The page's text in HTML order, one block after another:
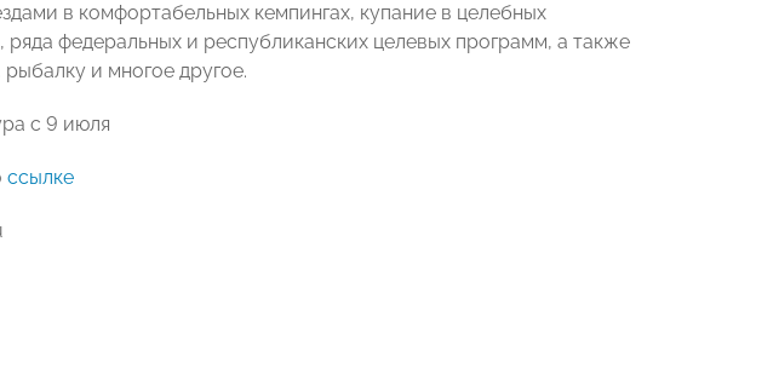
в комфортабельных кемпингах, купание в целебных
федеральных и республиканских целевых программ, а также
и многое другое.
с 9 июля
ссылке